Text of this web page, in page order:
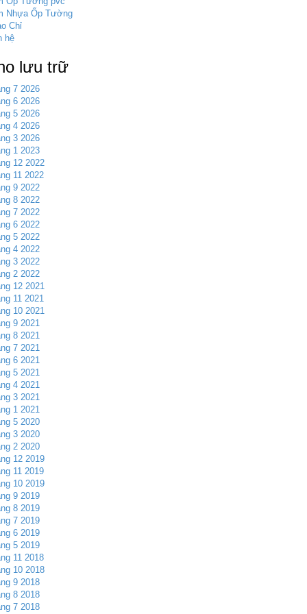
Nhựa Ốp Tường
Chỉ
hệ
lưu trữ
7 2026
6 2026
5 2026
4 2026
3 2026
1 2023
12 2022
11 2022
9 2022
8 2022
7 2022
6 2022
5 2022
4 2022
3 2022
2 2022
12 2021
11 2021
10 2021
9 2021
8 2021
7 2021
6 2021
5 2021
4 2021
3 2021
1 2021
5 2020
3 2020
2 2020
12 2019
11 2019
10 2019
9 2019
8 2019
7 2019
6 2019
5 2019
11 2018
10 2018
9 2018
8 2018
7 2018